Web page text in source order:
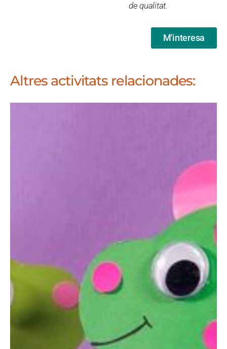
de qualitat.
M'interesa
Altres activitats relacionades: